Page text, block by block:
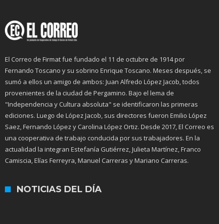
El Correo de Firmat fue fundado el 11 de octubre de 1914 por
Fernando Toscano y su sobrino Enrique Toscano. Meses después, se
sumó a ellos un amigo de ambos: Juan Alfredo López Jacob, todos
provenientes de la ciudad de Pergamino. Bajo el lema de
"Independencia y Cultura absoluta" se identificaron las primeras
ediciones. Luego de López Jacob, sus directores fueron Emilio López
Saez, Fernando López y Carolina López Ortiz. Desde 2017, El Correo es
una cooperativa de trabajo conducida por sus trabajadores. En la
actualidad la integran Estefanía Gutiérrez, Julieta Martínez, Franco
Camiscia, Elías Ferreyra, Manuel Carreras y Mariano Carreras.
NOTICIAS DEL DÍA